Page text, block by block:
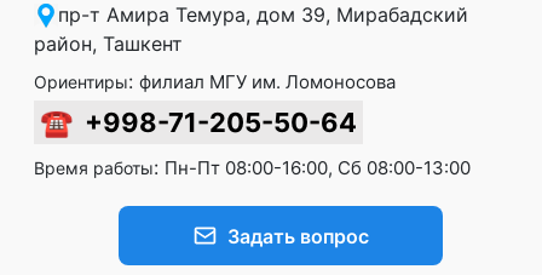
пр-т Амира Темура, дом 39, Мирабадский
район, Ташкент
Ориентиры: филиал МГУ им. Ломоносова
☎ +998-71-205-50-64
Время работы: Пн-Пт 08:00-16:00, Сб 08:00-13:00
Задать вопрос